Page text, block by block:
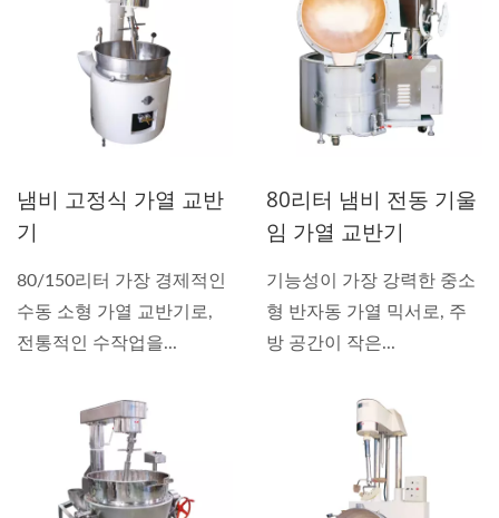
냄비 고정식 가열 교반
기
80/150리터 가장 경제적인
수동 소형 가열 교반기로,
전통적인 수작업을...
80리터 냄비 전동 기울
임 가열 교반기
기능성이 가장 강력한 중소
형 반자동 가열 믹서로, 주
방 공간이 작은...